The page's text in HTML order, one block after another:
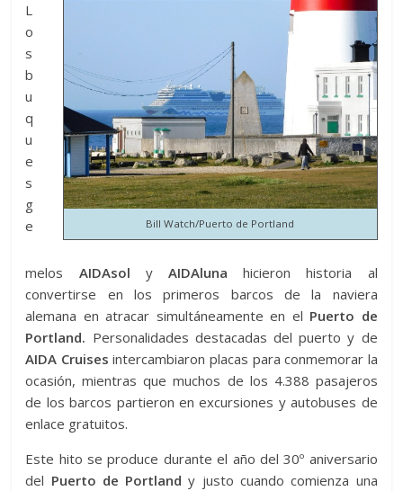
Bill Watch/Puerto de Portland
L
o
s
b
u
q
u
e
s
g
e
melos AIDAsol y AIDAluna hicieron historia al
convertirse en los primeros barcos de la naviera
alemana en atracar simultáneamente en el Puerto de
Portland. Personalidades destacadas del puerto y de
AIDA Cruises intercambiaron placas para conmemorar la
ocasión, mientras que muchos de los 4.388 pasajeros
de los barcos partieron en excursiones y autobuses de
enlace gratuitos.
Este hito se produce durante el año del 30º aniversario
del Puerto de Portland y justo cuando comienza una